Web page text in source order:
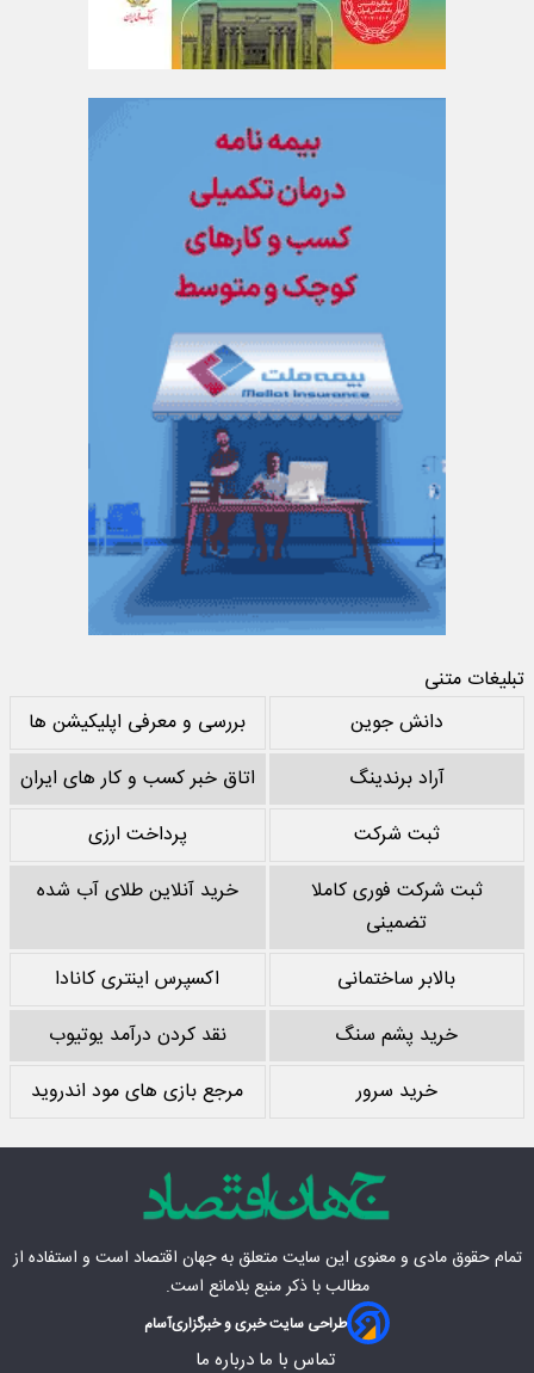
تبلیغات متنی
دانش جوین
بررسی و معرفی اپلیکیشن ها
آراد برندینگ
اتاق خبر کسب و کار های ایران
ثبت شرکت
پرداخت ارزی
ثبت شرکت فوری کاملا
تضمینی
خرید آنلاین طلای آب شده
بالابر ساختمانی
اکسپرس اینتری کانادا
خرید پشم سنگ
نقد کردن درآمد یوتیوب
خرید سرور
مرجع بازی های مود اندروید
تمام حقوق مادی‌ و معنوی این سایت متعلق بهجهان اقتصاد است و استفاده از
مطالب با ذکر منبع بلامانع است.
طراحی سایت خبری و خبرگزاریآسام
تماس با ما درباره ما